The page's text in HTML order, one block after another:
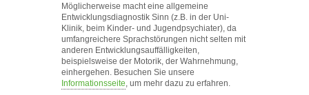
Möglicherweise macht eine allgemeine
Entwicklungsdiagnostik Sinn (z.B. in der Uni-
Klinik, beim Kinder- und Jugendpsychiater), da
umfangreichere Sprachstörungen nicht selten mit
anderen Entwicklungsauffälligkeiten,
beispielsweise der Motorik, der Wahrnehmung,
einhergehen. Besuchen Sie unsere
Informationsseite , um mehr dazu zu erfahren.